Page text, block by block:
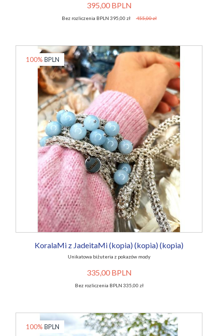
395,00 BPLN
Bez rozliczenia BPLN 395,00 zł 455,00 zł
100% BPLN
KoralaMi z JadeitaMi (kopia) (kopia) (kopia)
Unikatowa biżuteria z pokazów mody
335,00 BPLN
Bez rozliczenia BPLN 335,00 zł
100% BPLN